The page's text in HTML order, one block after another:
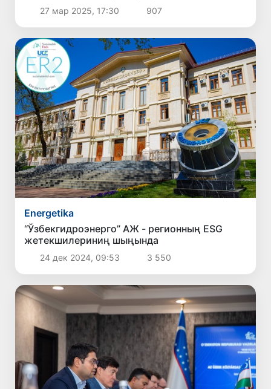
27 мар 2025, 17:30 907
Energetika
“Ўзбекгидроэнерго” АЖ - регионның ESG
жетекшилериниң шыңында
24 дек 2024, 09:53 3 550